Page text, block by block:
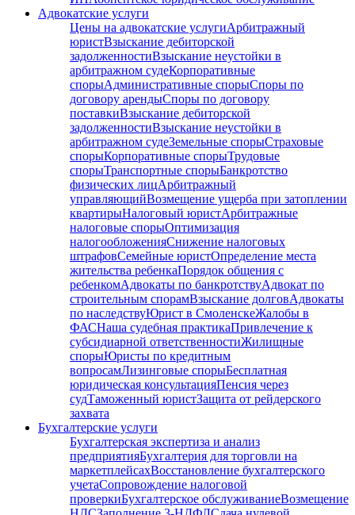
Адвокатские услуги
Цены на адвокатские услугиАрбитражный
юристВзыскание дебиторской
задолженностиВзыскание неустойки в
арбитражном судеКорпоративные
спорыАдминистративные спорыСпоры по
договору арендыСпоры по договору
поставкиВзыскание дебиторской
задолженностиВзыскание неустойки в
арбитражном судеЗемельные спорыСтраховые
спорыКорпоративные спорыТрудовые
спорыТранспортные спорыБанкротство
физических лицАрбитражный
управляющийВозмещение ущерба при затоплении
квартирыНалоговый юристАрбитражные
налоговые спорыОптимизация
налогообложенияСнижение налоговых
штрафовСемейные юристОпределение места
жительства ребенкаПорядок общения с
ребенкомАдвокаты по банкротствуАдвокат по
строительным спорамВзыскание долговАдвокаты
по наследствуЮрист в СмоленскеЖалобы в
ФАСНаша судебная практикаПривлечение к
субсидиарной ответственностиЖилищные
спорыЮристы по кредитным
вопросамЛизинговые спорыБесплатная
юридическая консультацияПенсия через
судТаможенный юристЗащита от рейдерского
захвата
Бухгалтерские услуги
Бухгалтерская экспертиза и анализ
предприятияБухгалтерия для торговли на
маркетплейсахВосстановление бухгалтерского
учетаСопровождение налоговой
проверкиБухгалтерское обслуживаниеВозмещение